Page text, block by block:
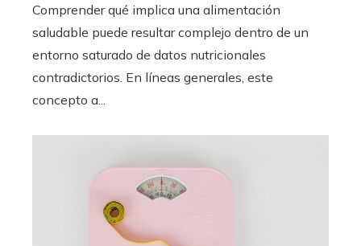
Comprender qué implica una alimentación
saludable puede resultar complejo dentro de un
entorno saturado de datos nutricionales
contradictorios. En líneas generales, este
concepto a...